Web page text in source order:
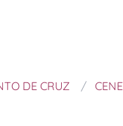
DE CRUZ